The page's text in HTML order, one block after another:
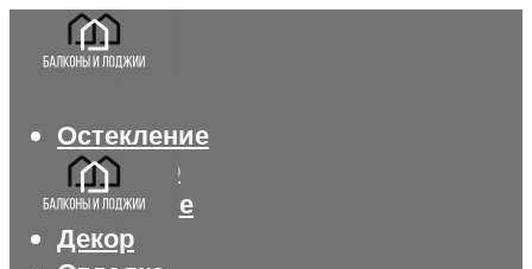
Остекление
Интерьер
Утепление
Декор